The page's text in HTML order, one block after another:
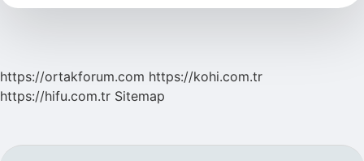
Çıkabilirim
https://ortakforum.com https://kohi.com.tr
https://hifu.com.tr Sitemap